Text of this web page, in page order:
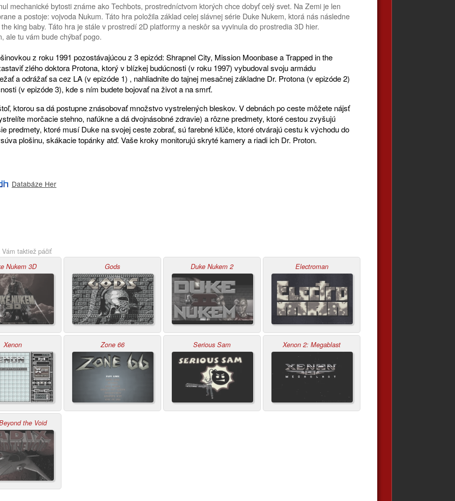
mechanické bytosti známe ako Techbots, prostredníctvom ktorých chce dobyť celý svet. Na Zemi je len
a postoje: vojvoda Nukum. Táto hra položila základ celej slávnej série Duke Nukem, ktorá nás následne
king baby. Táto hra je stále v prostredí 2D platformy a neskôr sa vyvinula do prostredia 3D hier.
ale tu vám bude chýbať pogo.
z roku 1991 pozostávajúcou z 3 epizód: Shrapnel City, Mission Moonbase a Trapped in the
zlého doktora Protona, ktorý v blízkej budúcnosti (v roku 1997) vybudoval svoju armádu
a odrážať sa cez LA (v epizóde 1) , nahliadnite do tajnej mesačnej základne Dr. Protona (v epizóde 2)
(v epizóde 3), kde s ním budete bojovať na život a na smrť.
ktorou sa dá postupne znásobovať množstvo vystrelených bleskov. V debnách po ceste môžete nájsť
morčacie stehno, nafúkne a dá dvojnásobné zdravie) a rôzne predmety, ktoré cestou zvyšujú
predmety, ktoré musí Duke na svojej ceste zobrať, sú farebné kľúče, ktoré otvárajú cestu k východu do
plošinu, skákacie topánky atď. Vaše kroky monitorujú skryté kamery a riadi ich Dr. Proton.
Databáze Her
taktiež páčiť
Nukem 3D Gods Duke Nukem 2 Electroman
Xenon Zone 66 Serious Sam Xenon 2: Megablast
the Void